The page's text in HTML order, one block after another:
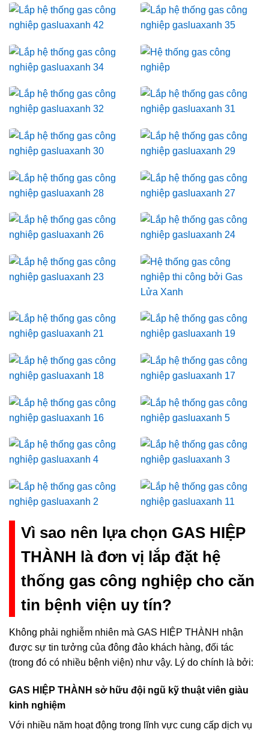
Vì sao nên lựa chọn GAS HIỆP
THÀNH là đơn vị lắp đặt hệ
thống gas công nghiệp cho căn
tin bệnh viện uy tín?
Không phải nghiễm nhiên mà GAS HIỆP THÀNH nhận
được sự tin tưởng của đông đảo khách hàng, đối tác
(trong đó có nhiều bệnh viện) như vậy. Lý do chính là bởi:
GAS HIỆP THÀNH sở hữu đội ngũ kỹ thuật viên giàu
kinh nghiệm
Với nhiều năm hoạt động trong lĩnh vực cung cấp dịch vụ